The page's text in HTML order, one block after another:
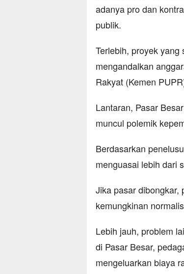
adanya pro dan
publik.
Terlebih, proyek
mengandalkan
Rakyat (Kemen
Lantaran, Pasar
muncul polemik
Berdasarkan
menguasai lebih dari
Jika pasar dibongkar,
kemungkinan
Lebih jauh, problem
di Pasar Besar,
mengeluarkan biaya